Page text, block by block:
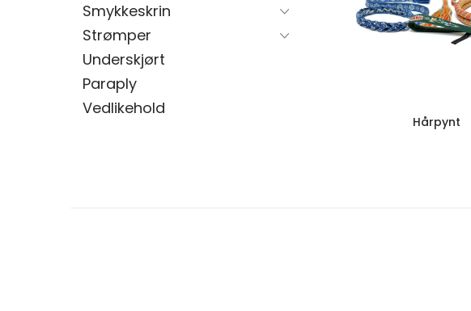
Smykkeskrin
Strømper
Underskjørt
Paraply
Vedlikehold
Hårpynt